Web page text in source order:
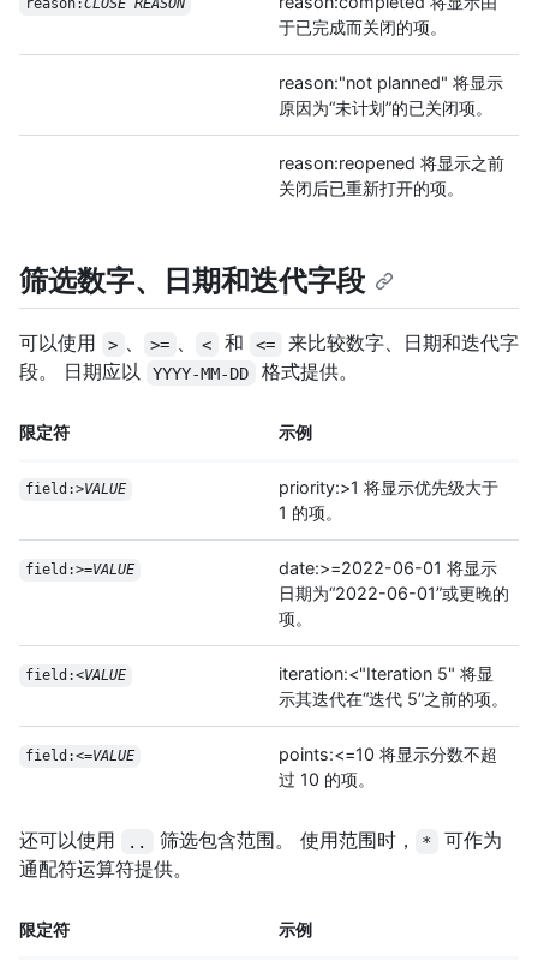
reason:CLOSE REASON
于已完成而关闭的项。
reason:"not planned" 将显示
原因为“未计划”的已关闭项。
reason:reopened 将显示之前
关闭后已重新打开的项。
筛选数字、日期和迭代字段
可以使用 > 、 >= 、 < 和 <=
来比较数字、日期和迭代字
段。 日期应以
YYYY-MM-DD 格式提供。
限定符 示例
field:>VALUE
priority:>1 将显示优先级大于
1 的项。
field:>=VALUE
date:>=2022-06-01 将显示
日期为“2022-06-01”或更晚的
项。
field:<VALUE
iteration:<"Iteration 5" 将显
示其迭代在“迭代 5”之前的项。
field:<=VALUE
points:<=10 将显示分数不超
过 10 的项。
还可以使用 .. 筛选包含范围。 使用范围时， *
可作为
通配符运算符提供。
限定符 示例